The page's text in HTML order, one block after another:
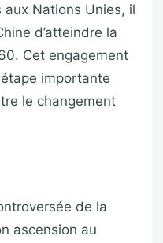
Nations Unies, il
d’atteindre la
Cet engagement
importante
le changement
de la
ascension au